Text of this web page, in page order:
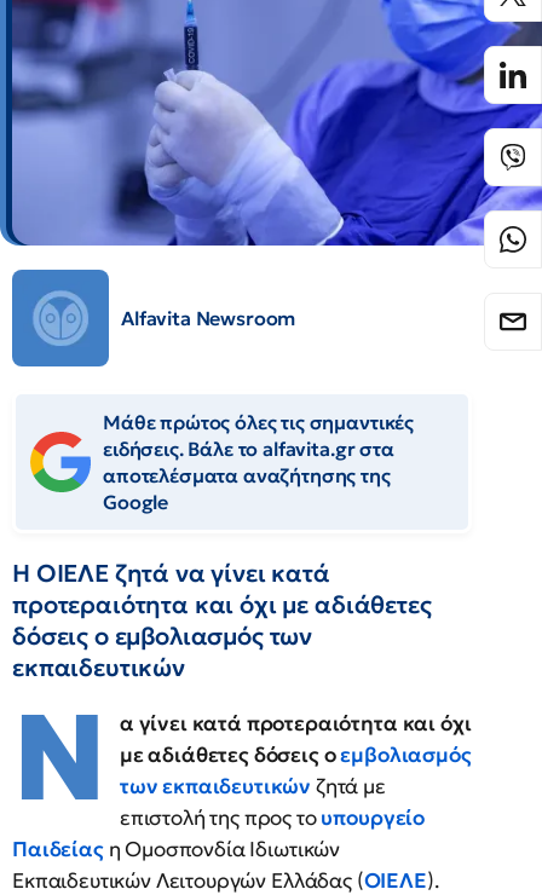
Alfavita Newsroom
Μάθε πρώτος όλες τις σημαντικές
ειδήσεις. Βάλε το alfavita.gr στα
αποτελέσματα αναζήτησης της
Google
Η ΟΙΕΛΕ ζητά να γίνει κατά
προτεραιότητα και όχι με αδιάθετες
δόσεις ο εμβολιασμός των
εκπαιδευτικών
Ν
α γίνει κατά προτεραιότητα και όχι
με αδιάθετες δόσεις οεμβολιασμός
των εκπαιδευτικών ζητά με
επιστολή της προς τουπουργείο
Παιδείαςη Ομοσπονδία Ιδιωτικών
Εκπαιδευτικών Λειτουργών Ελλάδας (ΟΙΕΛΕ).